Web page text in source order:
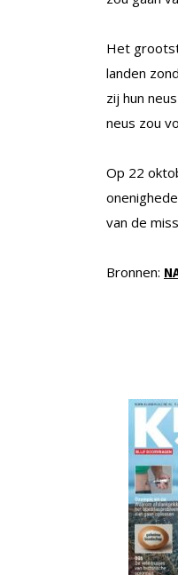
Het
landen
zij hun
neus zou
Op 22
van de
Bronnen: